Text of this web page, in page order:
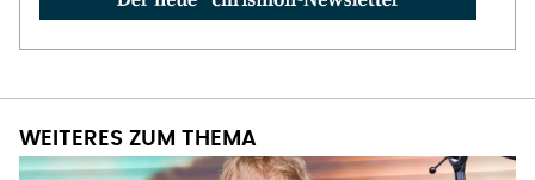
WEITERES ZUM THEMA